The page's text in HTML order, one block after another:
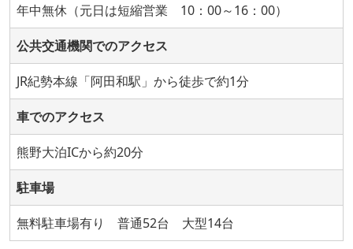
年中無休（元日は短縮営業 10：00～16：00）
公共交通機関でのアクセス
JR紀勢本線「阿田和駅」から徒歩で約1分
車でのアクセス
熊野大泊ICから約20分
駐車場
無料駐車場有り 普通52台 大型14台